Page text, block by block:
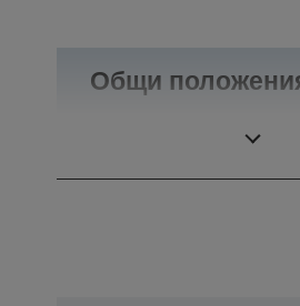
Общи